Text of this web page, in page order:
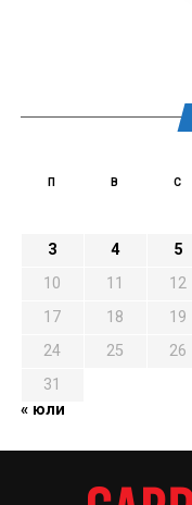
П В С
3
4 5
10
11 12
17
18 19
24
25 26
31
« юли